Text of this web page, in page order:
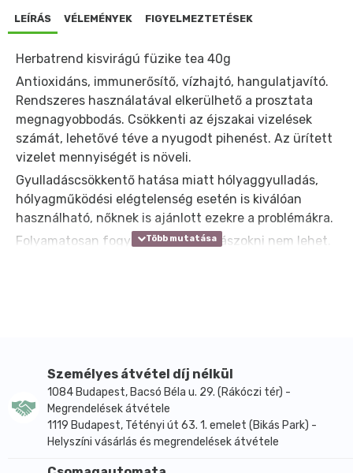
LEÍRÁS VÉLEMÉNYEK FIGYELMEZTETÉSEK
Herbatrend kisvirágú füzike tea 40g
Antioxidáns, immunerősítő, vízhajtó, hangulatjavító.
Rendszeres használatával elkerülhető a prosztata
megnagyobbodás. Csökkenti az éjszakai vizelések
számát, lehetővé téve a nyugodt pihenést. Az ürített
vizelet mennyiségét is növeli.
Gyulladáscsökkentő hatása miatt hólyaggyulladás,
hólyagműködési elégtelenség esetén is kiválóan
használható, nőknek is ajánlott ezekre a problémákra.
Folyamatosan fogyasztható, hozzászokni nem lehet.
egy kiskanállal leszedjük és megisszuk, vagy leisszuk
a tea tetejéről, és csak ezután szűrjük le az egész
teát.
Száraz és hűvős helyen tárolandó.
Személyes átvétel díj nélkül
1084 Budapest, Bacsó Béla u. 29. (Rákóczi tér) -
Megrendelések átvétele
1119 Budapest, Tétényi út 63. 1. emelet (Bikás Park) -
Helyszíni vásárlás és megrendelések átvétele